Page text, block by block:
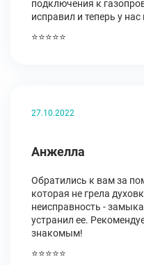
подключения к
исправил и теперь у
⭐⭐⭐⭐⭐
27.10.2022
Анжелла
Обратились к вам за
которая не грела
неисправность -
устранил ее.
знакомым!
⭐⭐⭐⭐⭐